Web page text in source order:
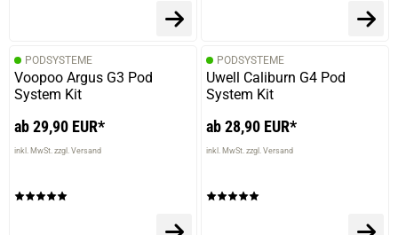
PODSYSTEME
Voopoo Argus G3 Pod
System Kit
ab 29,90 EUR*
inkl. MwSt. zzgl. Versand
PODSYSTEME
Uwell Caliburn G4 Pod
System Kit
ab 28,90 EUR*
inkl. MwSt. zzgl. Versand